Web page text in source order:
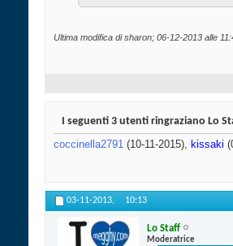
Ultima modifica di sharon; 06-12-2013 alle
I seguenti 3 utenti ringraziano Lo
coccinella2791 (10-11-2015), kissaki
03-11-2013, 10:13
Lo Staff
Moderatrice